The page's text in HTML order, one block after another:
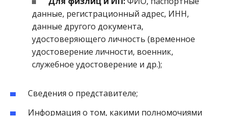
данные, регистрационный адрес, ИНН,
данные другого документа,
удостоверяющего личность (временное
удостоверение личности, военник,
служебное удостоверение и др.);
Сведения о представителе;
Информация о том, какими полномочиями